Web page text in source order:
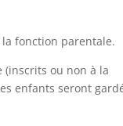
la fonction parentale.
(inscrits ou non à la
enfants seront